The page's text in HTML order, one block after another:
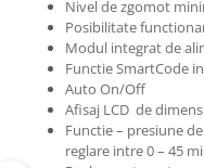
Nivel de zgomot
Posibilitate
Modul integrat de
Functie SmartCode
Auto On/Off
Afisaj LCD de
Functie – presiune
reglare intre 0 – 45